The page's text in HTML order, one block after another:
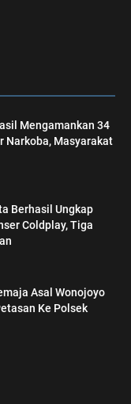
Mengamankan 34
Narkoba, Masyarakat
Berhasil Ungkap
Coldplay, Tiga
Asal Wonojoyo
Ke Polsek